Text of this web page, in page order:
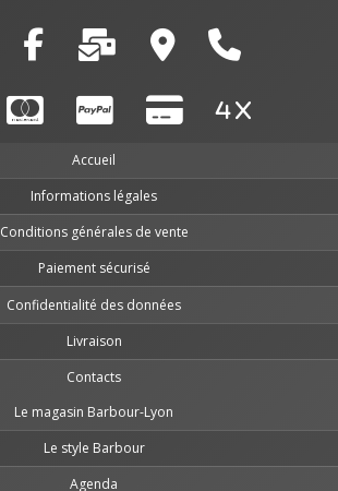
Accueil
Informations légales
Conditions générales de vente
Paiement sécurisé
Confidentialité des données
Livraison
Contacts
Le magasin Barbour-Lyon
Le style Barbour
Agenda